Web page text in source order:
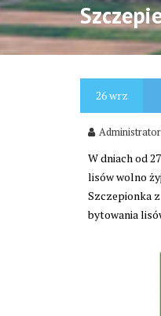
26wrz
Administrator
W dniach od
lisów wolno
Szczepionka
bytowania